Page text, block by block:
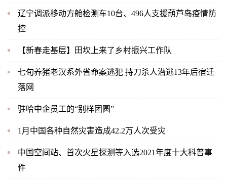
辽宁调派移动方舱检测车10台、496人支援葫芦岛疫情防
控
【新春走基层】田坎上来了乡村振兴工作队
七旬养猪老汉系外省命案逃犯 持刀杀人潜逃13年后宿迁
落网
驻哈中企员工的“别样团圆”
1月中国各种自然灾害造成42.2万人次受灾
中国空间站、首次火星探测等入选2021年度十大科普事
件